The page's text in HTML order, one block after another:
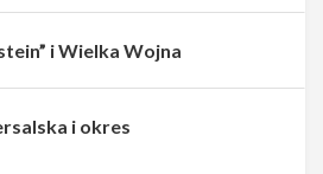
i Wielka Wojna
i okres